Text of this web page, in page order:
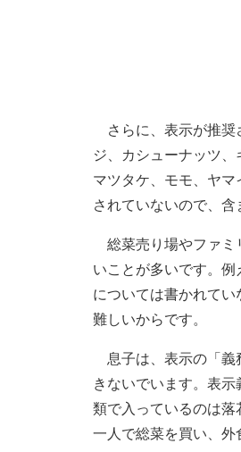
さらに、表示が推奨
ジ、カシューナッツ
マツタケ、モモ、ヤ
されていないので、含
総菜売り場やファミ
いことが多いです。
については書かれて
難しいからです。
息子は、表示の「義
きないでいます。表
類で入っているのは落
一人で総菜を買い、外